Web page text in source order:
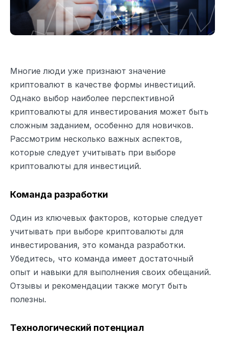
Многие люди уже признают значение
криптовалют в качестве формы инвестиций.
Однако выбор наиболее перспективной
криптовалюты для инвестирования может быть
сложным заданием, особенно для новичков.
Рассмотрим несколько важных аспектов,
которые следует учитывать при выборе
криптовалюты для инвестиций.
Команда разработки
Один из ключевых факторов, которые следует
учитывать при выборе криптовалюты для
инвестирования, это команда разработки.
Убедитесь, что команда имеет достаточный
опыт и навыки для выполнения своих обещаний.
Отзывы и рекомендации также могут быть
полезны.
Технологический потенциал